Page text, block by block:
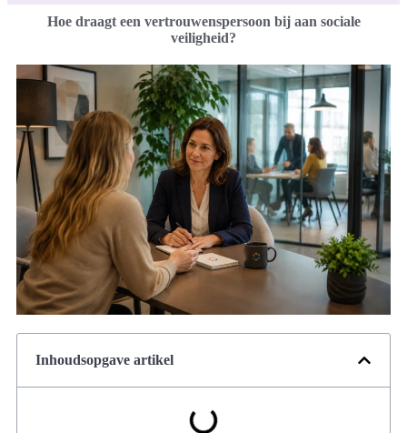
Hoe draagt een vertrouwenspersoon bij aan sociale
veiligheid?
Inhoudsopgave artikel